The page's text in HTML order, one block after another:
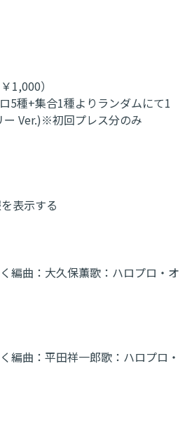
￥1,000）
5種+集合1種よりランダムにて1
Ver.)※初回プレス分のみ
表示する
編曲： 大久保薫歌： ハロプロ・オ
編曲： 平田祥一郎歌： ハロプロ・